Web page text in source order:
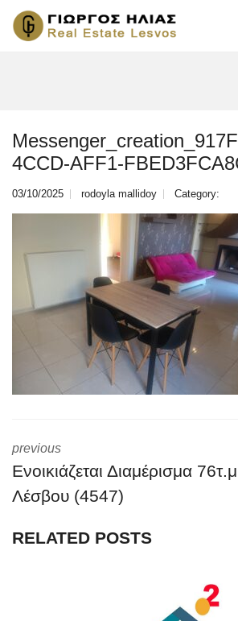
4CCD-AFF1-
03/10/2025 rodoyla mallidoy Category:
previous
Ενοικιάζεται Διαμέρισμα
Λέσβου (4547)
RELATED POSTS